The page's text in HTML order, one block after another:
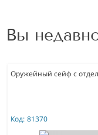
Вы
Оружейный сейф с
Код: 81370